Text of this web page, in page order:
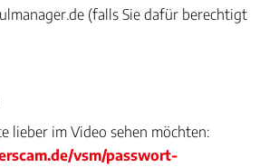
(falls Sie dafür berechtigt
lieber im Video sehen möchten:
vsm/passwort-